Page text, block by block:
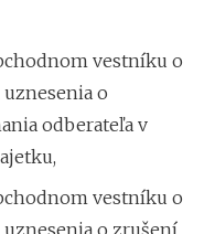
vestníku o
o
odberateľa v
vestníku o
o zrušení